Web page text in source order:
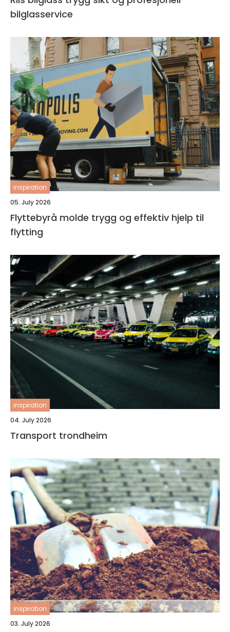
bilglasservice
inspiration
05. July 2026
Flyttebyrå molde trygg og effektiv hjelp til
flytting
inspiration
04. July 2026
Transport trondheim
inspiration
03. July 2026